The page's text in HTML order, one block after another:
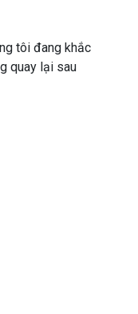
tôi đang khắc
quay lại sau